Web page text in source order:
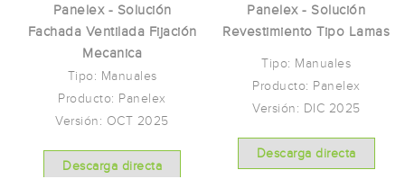
Panelex - Solución
Fachada Ventilada Fijación
Mecanica
Tipo: Manuales
Producto: Panelex
Versión: OCT 2025
Descarga directa
Panelex - Solución
Revestimiento Tipo Lamas
Tipo: Manuales
Producto: Panelex
Versión: DIC 2025
Descarga directa